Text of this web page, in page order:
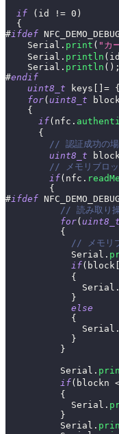
if
( id != 0 )
{
#ifdef NFC_DEMO_DEBUG
    Serial
. print ( "カ
    Serial
. println ( id
    Serial
. println ( ) ;
#endif
uint8_t keys [ ] = {
for(uint8_t
{
if( nfc .
{
// 認証成功の
uint8_t block
// メモリブロ
if( nfc .
{
#ifdef NFC_DEMO_DEBUG
// 読み取り
for(uint8_t
{
// メモリ
            Serial
.
if( block [
{
              Serial
.
}
else
{
              Serial
.
}
}
          Serial
.
if( blockn
{
            Serial
.
}
          Serial
.